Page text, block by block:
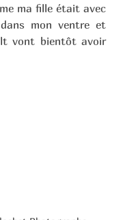
ma fille était avec
mon ventre et
vont bientôt avoir